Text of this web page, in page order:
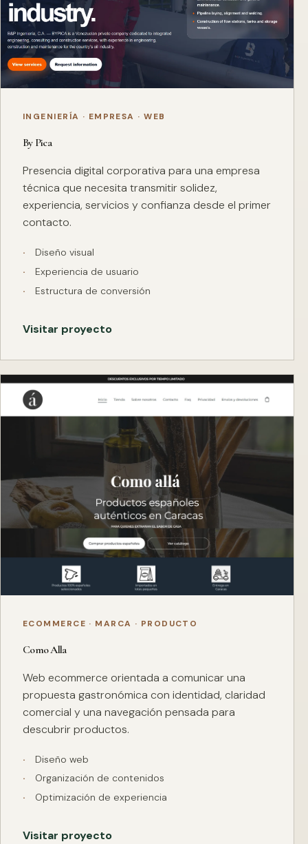
INGENIERÍA · EMPRESA · WEB
By Pica
Presencia digital corporativa para una empresa
técnica que necesita transmitir solidez,
experiencia, servicios y confianza desde el primer
contacto.
Diseño visual
Experiencia de usuario
Estructura de conversión
Visitar proyecto
ECOMMERCE · MARCA · PRODUCTO
Como Alla
Web ecommerce orientada a comunicar una
propuesta gastronómica con identidad, claridad
comercial y una navegación pensada para
descubrir productos.
Diseño web
Organización de contenidos
Optimización de experiencia
Visitar proyecto